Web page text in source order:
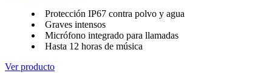
Protección IP67 contra polvo y agua
Graves intensos
Micrófono integrado para llamadas
Hasta 12 horas de música
Ver producto